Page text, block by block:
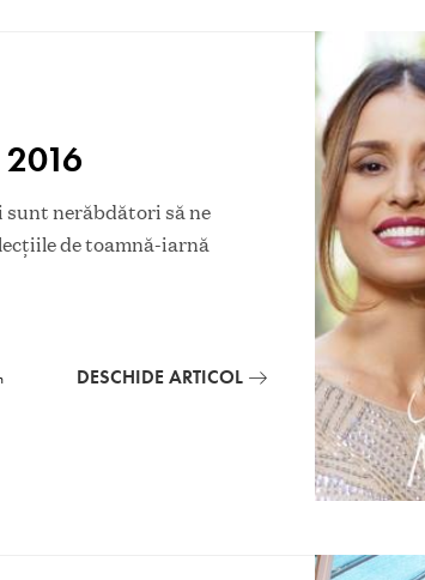
nerăbdători să ne
de toamnă-iarnă
DESCHIDE ARTICOL